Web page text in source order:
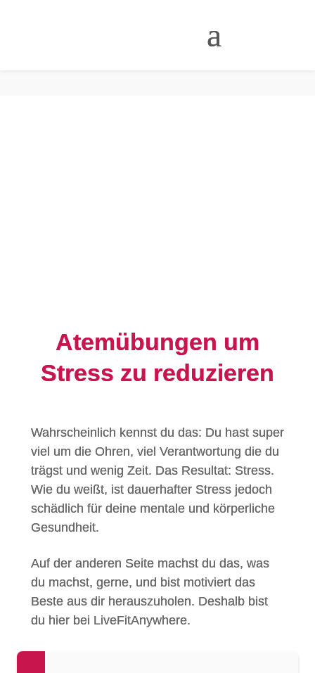
Atemübungen um
Stress zu reduzieren
Wahrscheinlich kennst du das: Du hast super
viel um die Ohren, viel Verantwortung die du
trägst und wenig Zeit. Das Resultat: Stress.
Wie du weißt, ist dauerhafter Stress jedoch
schädlich für deine mentale und körperliche
Gesundheit.
Auf der anderen Seite machst du das, was
du machst, gerne, und bist motiviert das
Beste aus dir herauszuholen. Deshalb bist
du hier bei LiveFitAnywhere.